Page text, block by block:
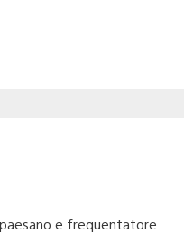
e frequentatore